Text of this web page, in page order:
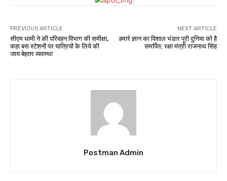
PREVIOUS ARTICLE
सीएम धामी ने की परिवहन विभाग की समीक्षा,
कहा बस स्टेशनों पर यात्रियों के लिये की
जाय बेहतर व्यवस्था
NEXT ARTICLE
हमारे ज्ञान का विशाल भंडार पूरी दुनिया को है
समर्पित: रक्षा मंत्री राजनाथ सिंह
Postman Admin